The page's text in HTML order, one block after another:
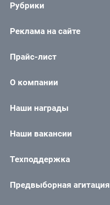
Рубрики
Реклама на сайте
Прайс-лист
О компании
Наши награды
Наши вакансии
Техподдержка
Предвыборная агитация